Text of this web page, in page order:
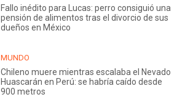
Fallo inédito para Lucas: perro consiguió una
pensión de alimentos tras el divorcio de sus
dueños en México
MUNDO
Chileno muere mientras escalaba el Nevado
Huascarán en Perú: se habría caído desde
900 metros